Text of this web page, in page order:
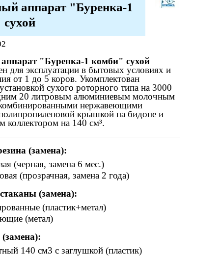
аппарат "Буренка-1
"Буренка-1 комби" сухой
для эксплуатации в бытовых условиях и
от 1 до 5 коров. Укомплектован
сухого роторного типа на 3000
20 литровым алюминиевым молочным
нержавеющими
крышкой на бидоне и
коллектором на 140 см³.
(замена):
(черная, замена 6 мес.)
(прозрачная, замена 2 года)
(замена):
(пластик+метал)
(метал)
140 см3 с заглушкой (пластик)